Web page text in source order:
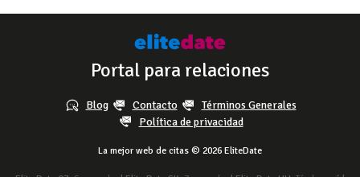
Portal para relaciones
Blog Contacto
Términos Generales
Política de privacidad
La mejor web de citas © 2026 EliteDate